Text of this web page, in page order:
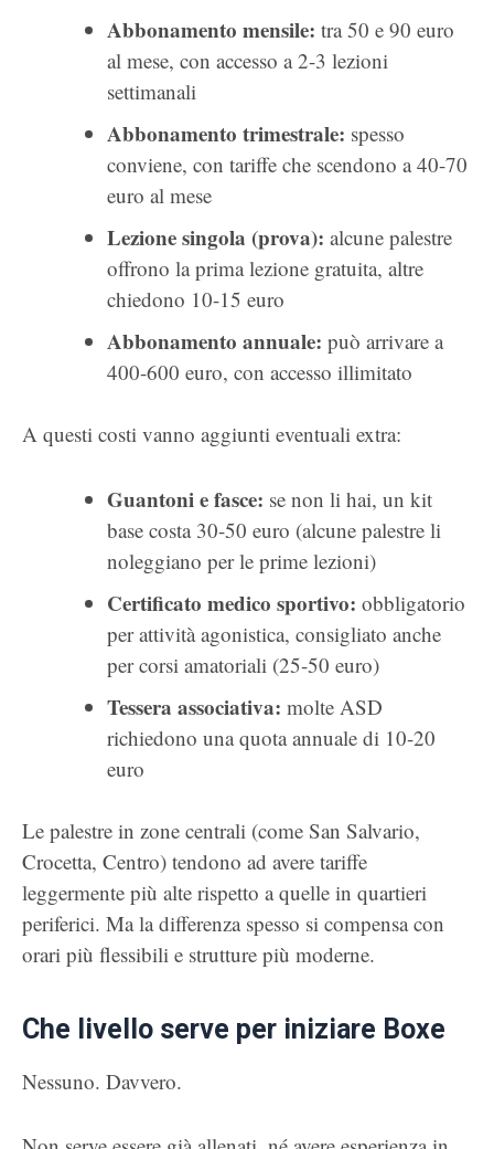
Abbonamento mensile: tra 50 e 90 euro
al mese, con accesso a 2-3 lezioni
settimanali
Abbonamento trimestrale: spesso
conviene, con tariffe che scendono a 40-70
euro al mese
Lezione singola (prova): alcune palestre
offrono la prima lezione gratuita, altre
chiedono 10-15 euro
Abbonamento annuale: può arrivare a
400-600 euro, con accesso illimitato
A questi costi vanno aggiunti eventuali extra:
Guantoni e fasce: se non li hai, un kit
base costa 30-50 euro (alcune palestre li
noleggiano per le prime lezioni)
Certificato medico sportivo: obbligatorio
per attività agonistica, consigliato anche
per corsi amatoriali (25-50 euro)
Tessera associativa: molte ASD
richiedono una quota annuale di 10-20
euro
Le palestre in zone centrali (come San Salvario,
Crocetta, Centro) tendono ad avere tariffe
leggermente più alte rispetto a quelle in quartieri
periferici. Ma la differenza spesso si compensa con
orari più flessibili e strutture più moderne.
Che livello serve per iniziare Boxe
Nessuno. Davvero.